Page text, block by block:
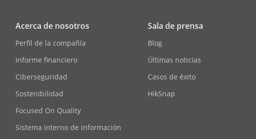
Protocolos
Vista En Vivo Simultánea
Acerca de nosotros
Perfil de la compañía
Informe financiero
Ciberseguridad
Sostenibilidad
Focused On Quality
Sistema interno de información
Sala de prensa
Blog
Últimas noticias
Casos de éxito
HikSnap